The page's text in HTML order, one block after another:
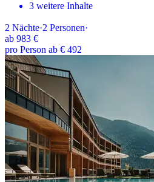
3 weitere Inhalte
2 Nächte·2 Personen·
ab 983 €
pro Person ab € 492